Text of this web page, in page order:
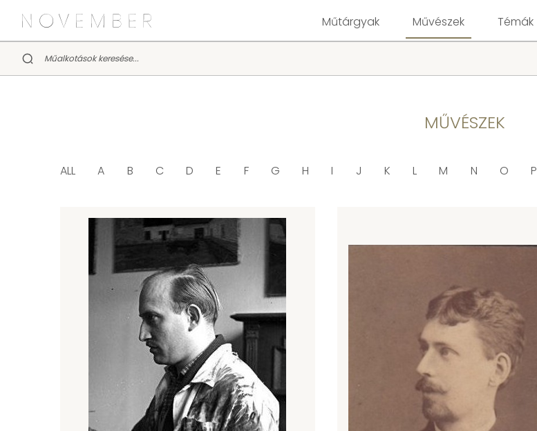
Műtárgyak Művészek Témák
MŰVÉSZEK
ALL A B C D E F G H I J K L M N O P